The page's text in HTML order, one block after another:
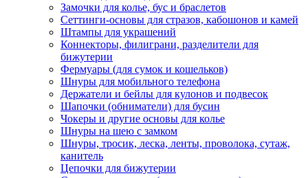
Замочки для колье, бус и браслетов
Сеттинги-основы для стразов, кабошонов и камей
Штампы для украшений
Коннекторы, филиграни, разделители для
бижутерии
Фермуары (для сумок и кошельков)
Шнуры для мобильного телефона
Держатели и бейлы для кулонов и подвесок
Шапочки (обниматели) для бусин
Чокеры и другие основы для колье
Шнуры на шею с замком
Шнуры, тросик, леска, ленты, проволока, сутаж,
канитель
Цепочки для бижутерии